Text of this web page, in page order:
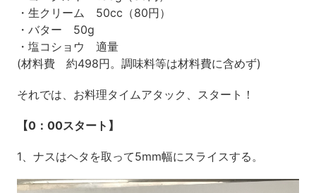
・生クリーム 50cc（80円）
・バター 50g
・塩コショウ 適量
(材料費 約498円。調味料等は材料費に含めず)
それでは、お料理タイムアタック、スタート！
【0：00スタート】
1、ナスはヘタを取って5mm幅にスライスする。